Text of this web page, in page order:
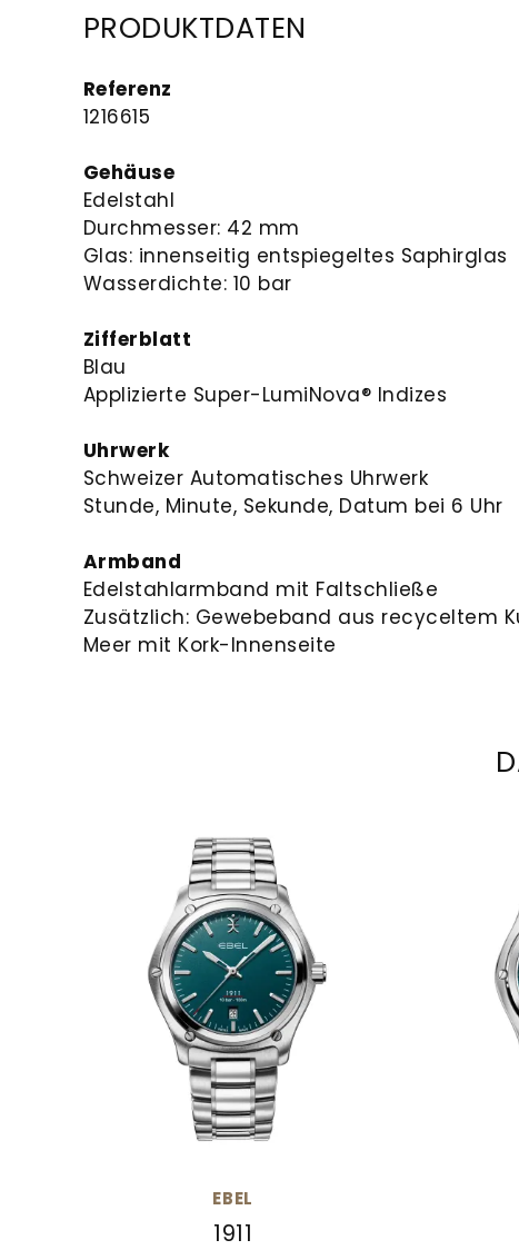
PRODUKTDATEN
Referenz
1216615
Gehäuse
Edelstahl
Durchmesser: 42 mm
Glas: innenseitig entspiegeltes Saphirglas
Wasserdichte: 10 bar
Zifferblatt
Blau
Applizierte Super-LumiNova® Indizes
Uhrwerk
Schweizer Automatisches Uhrwerk
Stunde, Minute, Sekunde, Datum bei 6 Uhr
Armband
Edelstahlarmband mit Faltschließe
Zusätzlich: Gewebeband aus recyceltem
Meer mit Kork-Innenseite
EBEL
1911